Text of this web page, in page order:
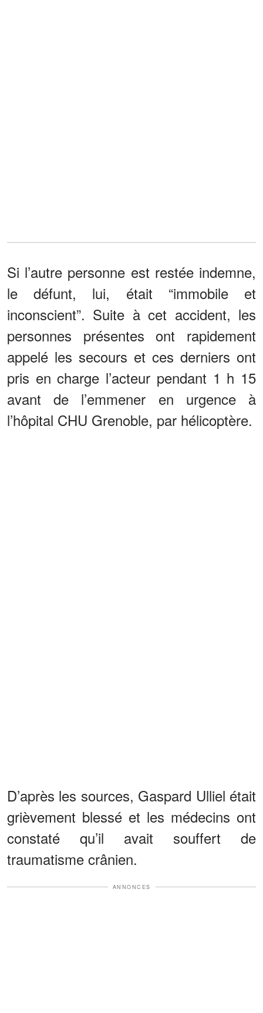
Si l’autre personne est restée indemne,
le défunt, lui, était “immobile et
inconscient”. Suite à cet accident, les
personnes présentes ont rapidement
appelé les secours et ces derniers ont
pris en charge l’acteur pendant 1 h 15
avant de l’emmener en urgence à
l’hôpital CHU Grenoble, par hélicoptère.
D’après les sources, Gaspard Ulliel était
grièvement blessé et les médecins ont
constaté qu’il avait souffert de
traumatisme crânien.
ANNONCES